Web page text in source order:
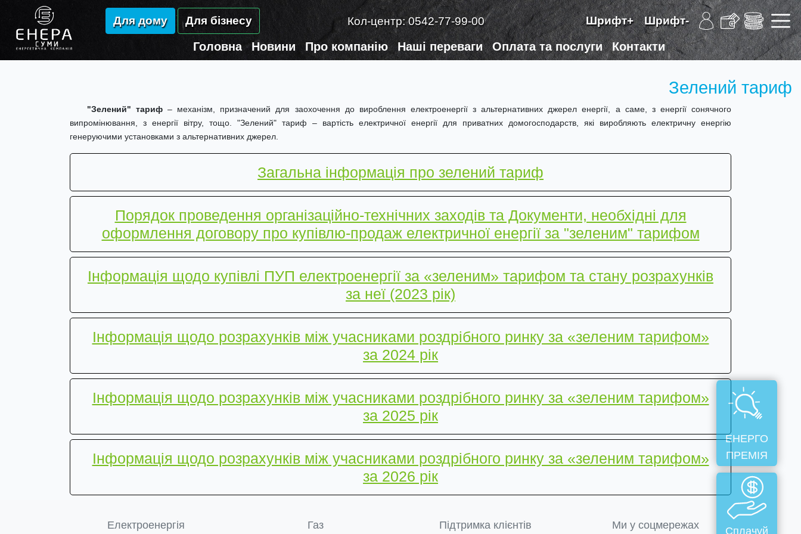
Для дому Для бізнесу Кол-центр:0542-77-99-00 Шрифт+ Шрифт-
Головна Новини Про компанію Наші переваги Оплата та послуги Контакти
Зелений тариф
"Зелений" тариф– механізм, призначений для заохочення до вироблення електроенергії з альтернативних джерел енергії, а саме, з енергії сонячного
випромінювання, з енергії вітру, тощо. "Зелений" тариф – вартість електричної енергії для приватних домогосподарств, які виробляють електричну енергію
генеруючими установками з альтернативних джерел.
Загальна інформація про зелений тариф
Порядок проведення організаційно-технічних заходів та Документи, необхідні для
оформлення договору про купівлю-продаж електричної енергії за "зеленим" тарифом
Інформація щодо купівлі ПУП електроенергії за «зеленим» тарифом та стану розрахунків
за неї (2023 рік)
Інформація щодо розрахунків між учасниками роздрібного ринку за «зеленим тарифом»
за 2024 рік
Інформація щодо розрахунків між учасниками роздрібного ринку за «зеленим тарифом»
за 2025 рік
Інформація щодо розрахунків між учасниками роздрібного ринку за «зеленим тарифом»
за 2026 рік
Електроенергія Газ Підтримка клієнтів Ми у соцмережах Сплачуй
ЕНЕРГО
ПРЕМІЯ